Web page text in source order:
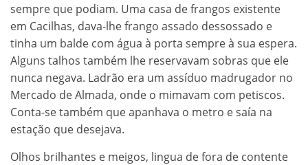
sempre que podiam. Uma casa de frangos existente
em Cacilhas, dava-lhe frango assado dessossado e
tinha um balde com água à porta sempre à sua espera.
Alguns talhos também lhe reservavam sobras que ele
nunca negava. Ladrão era um assíduo madrugador no
Mercado de Almada, onde o mimavam com petiscos.
Conta-se também que apanhava o metro e saía na
estação que desejava.
Olhos brilhantes e meigos, lingua de fora de contente